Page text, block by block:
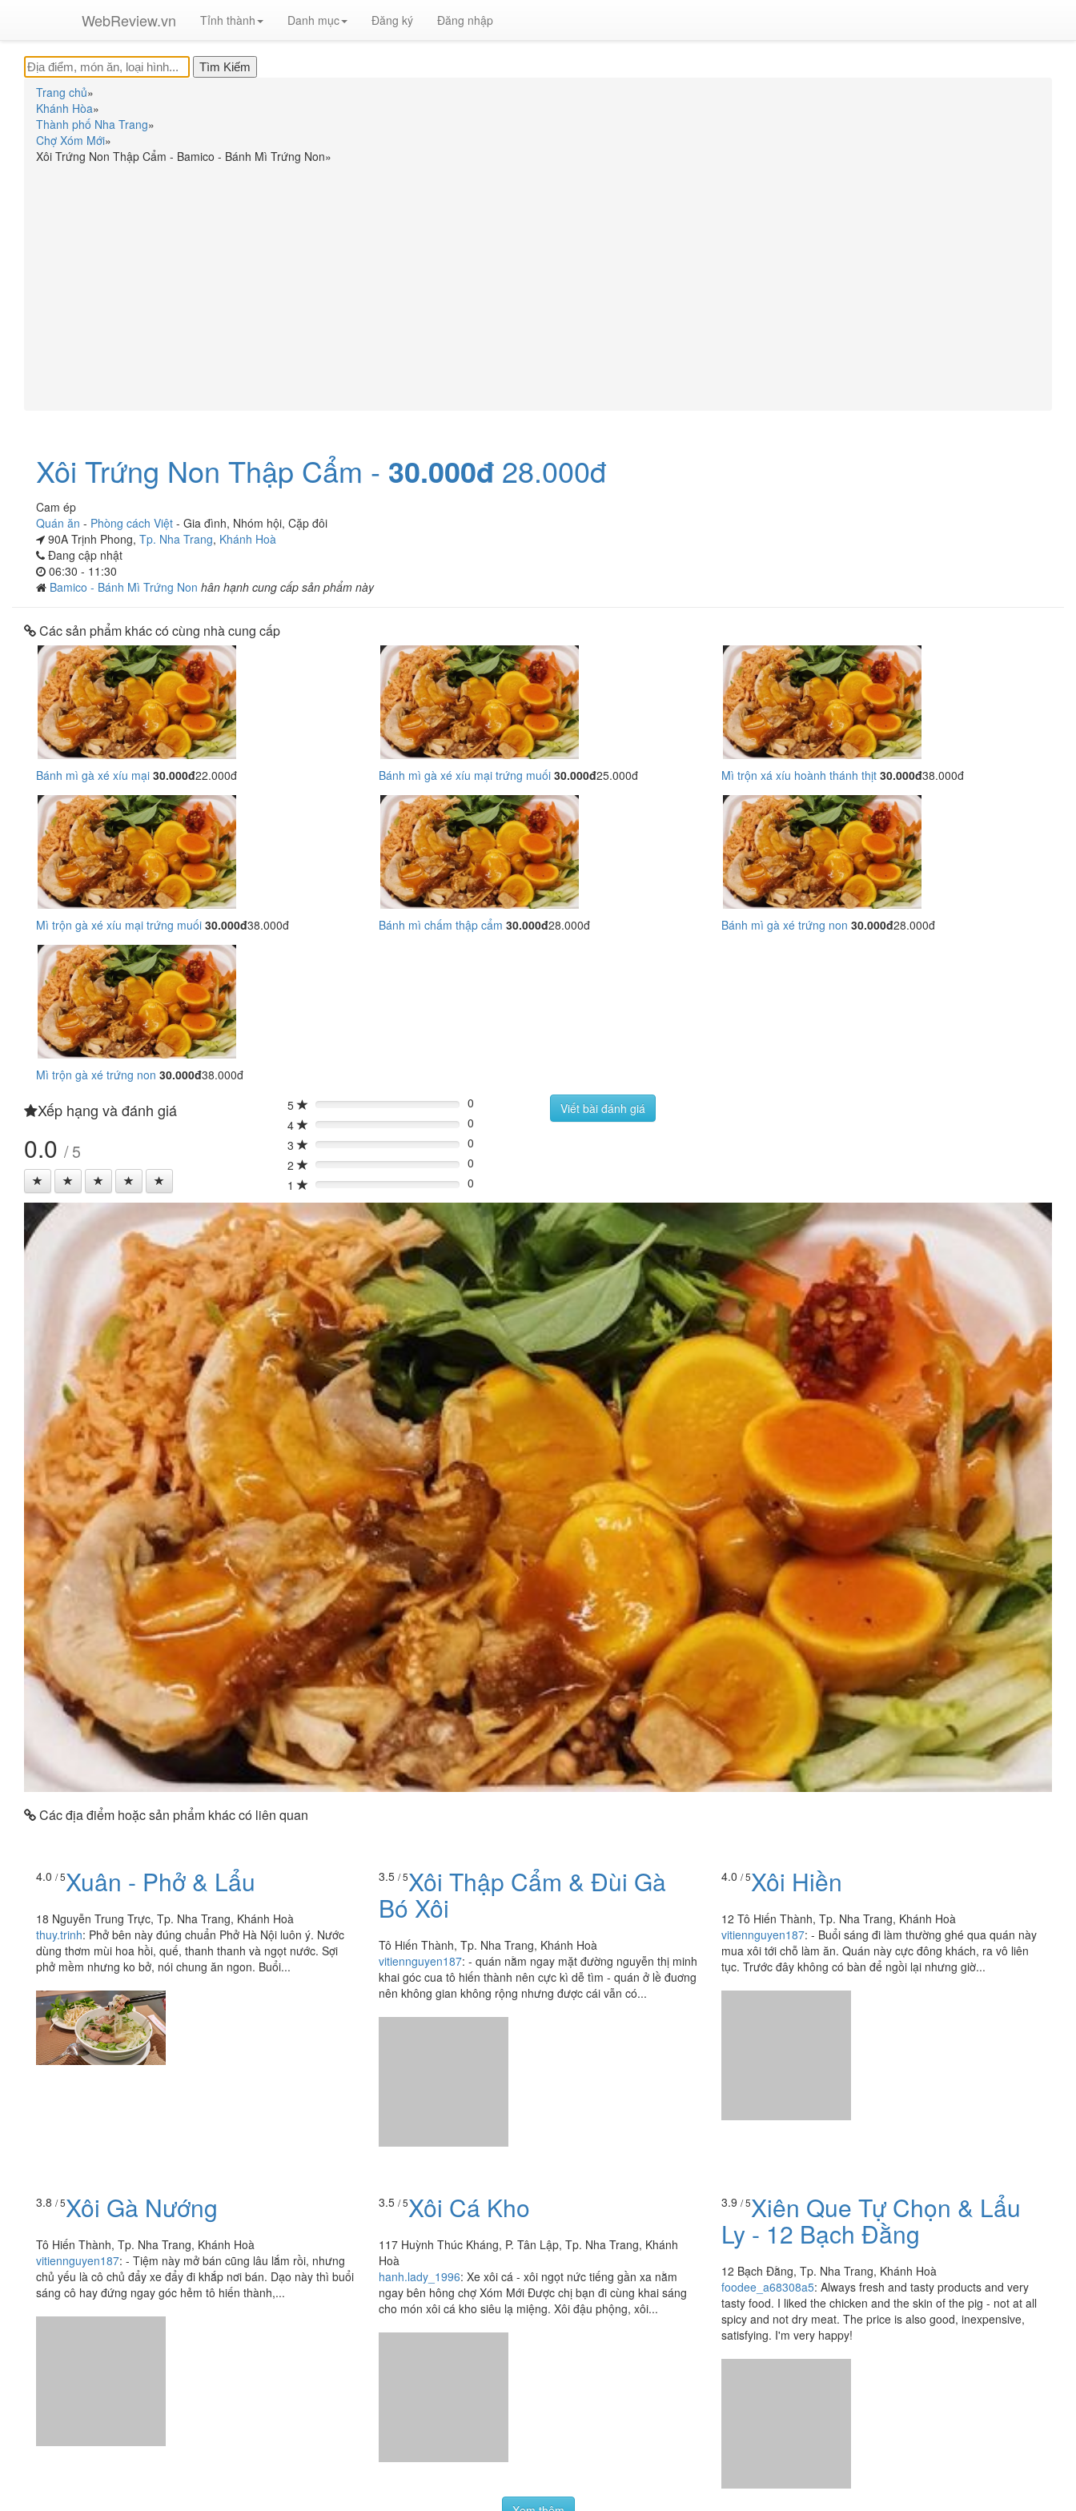
WebReview.vn Tỉnh thành Danh mục Đăng ký Đăng nhập
Trang chủ»
Khánh Hòa»
Thành phố Nha Trang»
Chợ Xóm Mới»
Xôi Trứng Non Thập Cẩm - Bamico - Bánh Mì Trứng Non»
Xôi Trứng Non Thập Cẩm - 30.000đ 28.000đ
Cam ép
Quán ăn - Phòng cách Việt - Gia đình, Nhóm hội, Cặp đôi
90A Trịnh Phong, Tp. Nha Trang, Khánh Hoà
Đang cập nhật
06:30 - 11:30
Bamico - Bánh Mì Trứng Non hân hạnh cung cấp sản phẩm này
Các sản phẩm khác có cùng nhà cung cấp
Bánh mì gà xé xíu mại 30.000đ22.000đ Bánh mì gà xé xíu mại trứng muối 30.000đ25.000đ Mì trộn xá xíu hoành thánh thịt 30.000đ38.000đ
Mì trộn gà xé xíu mại trứng muối 30.000đ38.000đ Bánh mì chấm thập cẩm 30.000đ28.000đ Bánh mì gà xé trứng non 30.000đ28.000đ
Mì trộn gà xé trứng non 30.000đ38.000đ
Xếp hạng và đánh giá
0.0 / 5
5 0%
0
4
0%
0
3
0%
0
2
0%
0
1
0% 0
Viết bài đánh giá
Các địa điểm hoặc sản phẩm khác có liên quan
4.0 / 5Xuân - Phở & Lẩu
18 Nguyễn Trung Trực, Tp. Nha Trang, Khánh Hoà
thuy.trinh: Phở bên này đúng chuẩn Phở Hà Nội luôn ý. Nước
dùng thơm mùi hoa hồi, quế, thanh thanh và ngọt nước. Sợi
phở mềm nhưng ko bở, nói chung ăn ngon. Buổi...
3.5 / 5Xôi Thập Cẩm & Đùi Gà
Bó Xôi
Tô Hiến Thành, Tp. Nha Trang, Khánh Hoà
vitiennguyen187: - quán nằm ngay mặt đường nguyễn thị minh
khai góc cua tô hiến thành nên cực kì dễ tìm - quán ở lề đuơng
nên không gian không rộng nhưng được cái vẫn có...
4.0 / 5Xôi Hiền
12 Tô Hiến Thành, Tp. Nha Trang, Khánh Hoà
vitiennguyen187: - Buổi sáng đi làm thường ghé qua quán này
mua xôi tới chỗ làm ăn. Quán này cực đông khách, ra vô liên
tục. Trước đây không có bàn để ngồi lại nhưng giờ...
sáng cô hay đứng ngay góc hẻm tô hiến thành,...
ngay bên hông chợ Xóm Mới Được chị bạn đi cùng khai sáng
3.9/ 5Xiên Que Tự Chọn & Lẩu
foodee_a68308a5:Always fresh and tasty products and very
tasty food. I liked the chicken and the skin of the pig - not at all
spicy and not dry meat. The price is also good, inexpensive,
satisfying. I'm very happy!